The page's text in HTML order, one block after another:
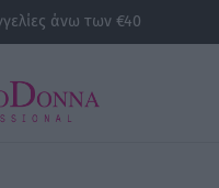
άνω των €40